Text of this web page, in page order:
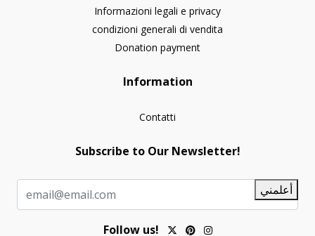
Informazioni legali e privacy
condizioni generali di vendita
Donation payment
Information
Contatti
Subscribe to Our Newsletter!
أعلمني
Follow us!